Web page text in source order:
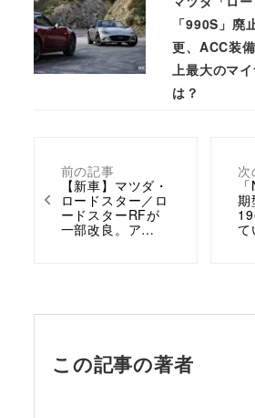
前の記事
【新車】マツダ・
ロードスター／ロ
ードスターRFが
一部改良。ア…
次
期
「990S」廃
更、ACC装
上最大のマ
は？
この記事の著者